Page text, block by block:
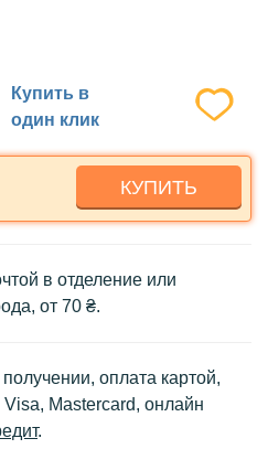
Купить в
один клик
КУПИТЬ
в отделение или
от 70 ₴.
оплата картой,
Visa, Mastercard, онлайн
.